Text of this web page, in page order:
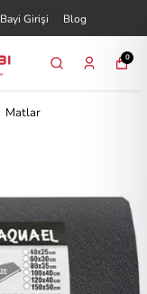
Bayi Girişi Blog
0
Matlar